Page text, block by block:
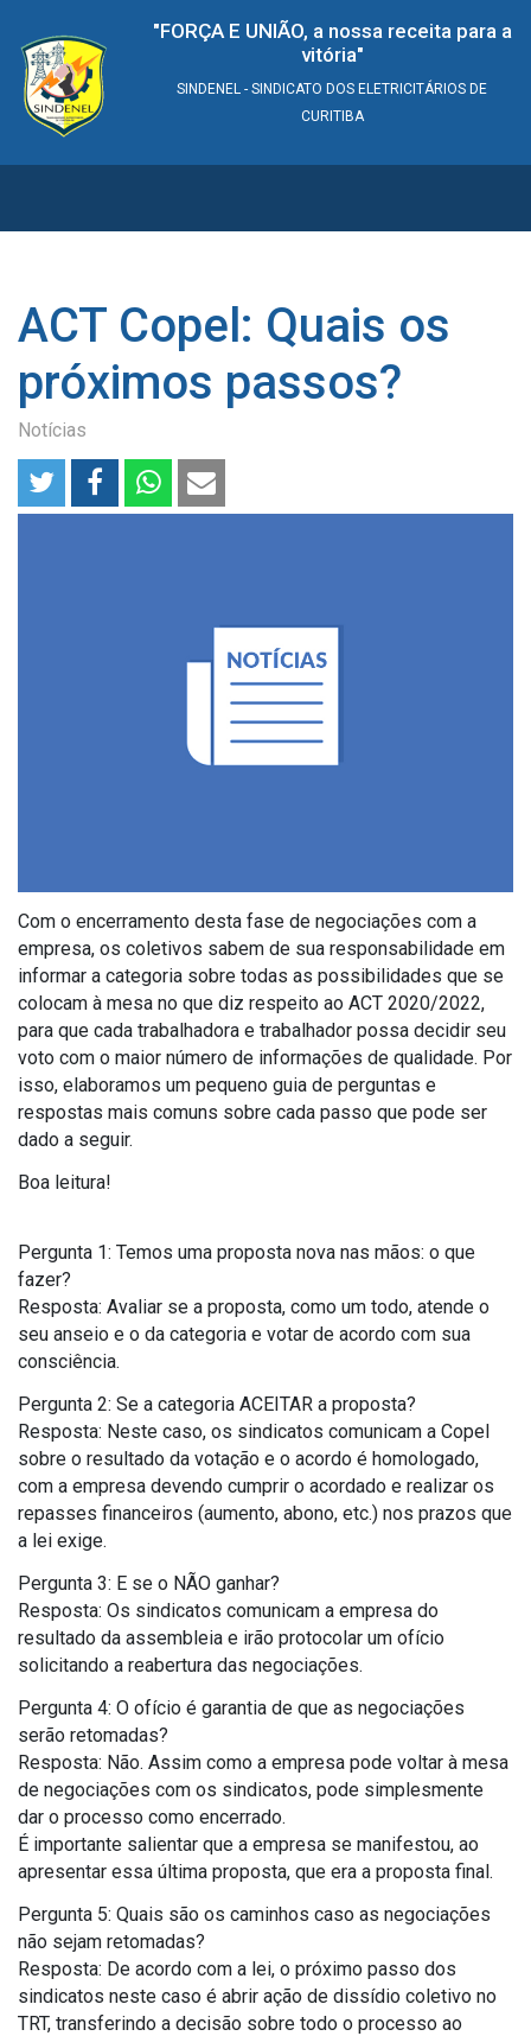
"FORÇA E UNIÃO, a nossa receita para a
vitória"
SINDENEL - SINDICATO DOS ELETRICITÁRIOS DE
CURITIBA
ACT Copel: Quais os
próximos passos?
Notícias
Com o encerramento desta fase de negociações com a
empresa, os coletivos sabem de sua responsabilidade em
informar a categoria sobre todas as possibilidades que se
colocam à mesa no que diz respeito ao ACT 2020/2022,
para que cada trabalhadora e trabalhador possa decidir seu
voto com o maior número de informações de qualidade. Por
isso, elaboramos um pequeno guia de perguntas e
respostas mais comuns sobre cada passo que pode ser
dado a seguir.
Boa leitura!
Pergunta 1: Temos uma proposta nova nas mãos: o que
fazer?
Resposta: Avaliar se a proposta, como um todo, atende o
seu anseio e o da categoria e votar de acordo com sua
consciência.
Pergunta 2: Se a categoria ACEITAR a proposta?
Resposta: Neste caso, os sindicatos comunicam a Copel
sobre o resultado da votação e o acordo é homologado,
com a empresa devendo cumprir o acordado e realizar os
repasses financeiros (aumento, abono, etc.) nos prazos que
a lei exige.
Pergunta 3: E se o NÃO ganhar?
Resposta: Os sindicatos comunicam a empresa do
resultado da assembleia e irão protocolar um ofício
solicitando a reabertura das negociações.
Pergunta 4: O ofício é garantia de que as negociações
serão retomadas?
Resposta: Não. Assim como a empresa pode voltar à mesa
de negociações com os sindicatos, pode simplesmente
dar o processo como encerrado.
É importante salientar que a empresa se manifestou, ao
apresentar essa última proposta, que era a proposta final.
Pergunta 5: Quais são os caminhos caso as negociações
não sejam retomadas?
Resposta: De acordo com a lei, o próximo passo dos
sindicatos neste caso é abrir ação de dissídio coletivo no
TRT, transferindo a decisão sobre todo o processo ao